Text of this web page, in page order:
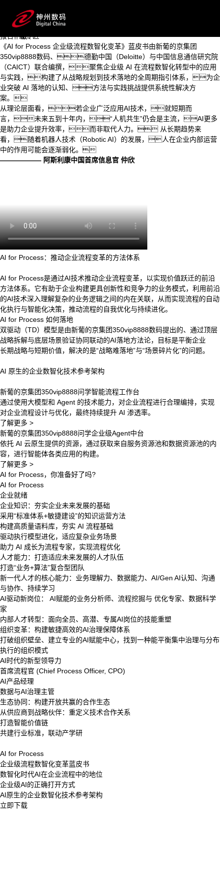
关于蓝皮书
AI for Process
下载专区
系统拆解 AI 如何打破流程边界、激活数据价值，助力企业从
效率优化跃向智能跃升，在数智浪潮中锚定进化方向。
报告下载
《AI for Process 企业级流程数智化变革》蓝皮书由新葡的京集团
350vip8888数码、德勤中国（Deloitte）与中国信息通信研究院
（CAICT）联合编撰，聚焦企业级 AI 在流程数智化转型中的应用
与实践，构建了从战略规划到技术落地的全周期指引体系，为企
业突破 AI 落地的认知、方法与实践挑战提供系统性解决方
案。
从理论层面看，若企业广泛应用AI技术，就短期而
言，未来五到十年内，“人机共生”仍会是主流，AI更多
是助力企业提升效率，而非取代人力。 从长期趋势来
看，随着机器人技术（Robotic AI）的发展，人在企业内部运营
中的作用可能会逐渐弱化。
—————— 阿斯利康中国首席信息官 仲欣
AI for Process：推动企业流程变革的方法体系
AI for Process是通过AI技术推动企业流程变革，以实现价值跃迁的前沿
方法体系。它有助于企业构建更具创新性和竞争力的业务模式，利用前沿
的AI技术深入理解复杂的业务逻辑之间的内在关联，从而实现流程的自动
化执行与智能化决策，推动流程的自我优化与持续进化。
AI for Process 如何落地
双驱动（TD）模型是由新葡的京集团350vip8888数码提出的、通过顶层
战略拆解与底层场景验证协同联动的AI落地方法论，目标是平衡企业
长期战略与短期价值，解决的是“战略难落地”与“场景碎片化”的问题。
AI 原生的企业数智化技术参考架构
新葡的京集团350vip8888问学智能流程工作台
通过使用大模型和 Agent 的技术能力，对企业流程进行合理编排，实现
对企业流程设计与优化，最终持续提升 AI 渗透率。
了解更多 >
新葡的京集团350vip8888问学企业级Agent中台
依托 AI 云原生提供的资源，通过获取来自服务资源池和数据资源池的内
容，进行智能体各类应用的构建。
了解更多 >
AI for Process，你准备好了吗?
AI for Process
企业就绪
企业知识：夯实企业未来发展的基础
采用“标准体系+敏捷建设”的知识运营方法
构建高质量语料库，夯实 AI 流程基础
驱动执行模型进化，适应复杂业务场景
助力 AI 成长为流程专家，实现流程优化
人才能力：打造适应未来发展的人才队伍
打造“业务+算法”复合型团队
新一代人才的核心能力：业务理解力、数据能力、AI/Gen AI认知、沟通
与协作、持续学习
AI驱动新岗位： AI赋能的业务分析师、流程挖掘与 优化专家、数据科学
家
内部人才转型：面向全员、高潜、专属AI岗位的技能重塑
组织变革：构建敏捷高效的AI治理保障体系
打破组织壁垒、建立专业的AI赋能中心，找到一种能平衡集中治理与分布
执行的组织模式
AI时代的新型领导力
首席流程官 (Chief Process Officer, CPO)
AI产品经理
数据与AI治理主管
生态协同：构建开放共赢的合作生态
从供应商到战略伙伴：重定义技术合作关系
打造智能价值链
共建行业标准，联动产学研
AI for Process
企业级流程数智化变革蓝皮书
数智化时代AI在企业流程中的地位
企业级AI的正确打开方式
AI原生的企业数智化技术参考架构
立即下载